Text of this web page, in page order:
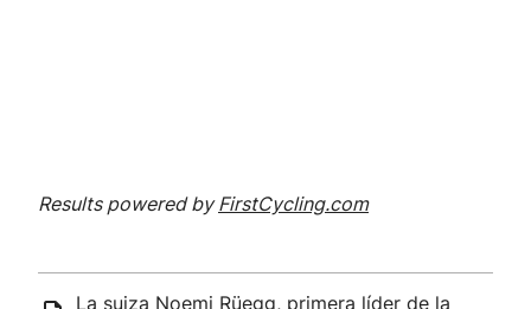
Results powered byFirstCycling.com
La suiza Noemi Rüegg, primera líder de la